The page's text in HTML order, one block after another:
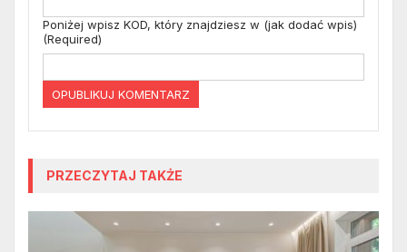
Poniżej wpisz KOD, który znajdziesz w (jak dodać wpis)
(Required)
PRZECZYTAJ TAKŻE